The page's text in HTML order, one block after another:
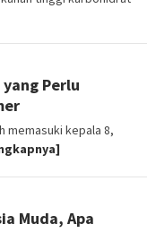
Perlu
memasuki kepala 8,
Muda, Apa